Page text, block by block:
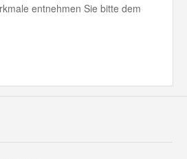
entnehmen Sie bitte dem